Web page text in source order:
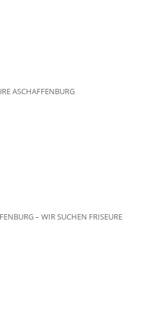
ASCHAFFENBURG
– WIR SUCHEN FRISEURE